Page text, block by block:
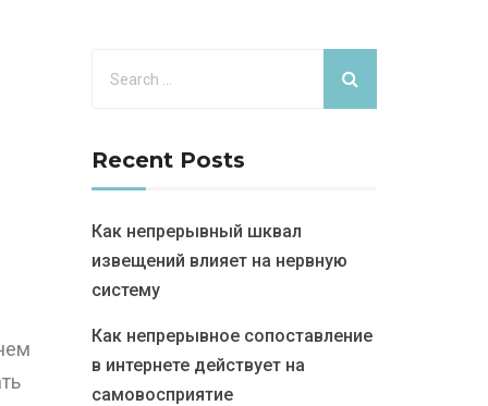
Recent Posts
Как непрерывный шквал
извещений влияет на нервную
систему
Как непрерывное сопоставление
в интернете действует на
самовосприятие